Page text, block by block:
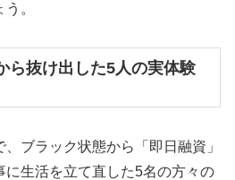
。
ら抜け出した5人の実体験
ブラック状態から「即日融資」
に生活を立て直した5名の方々の